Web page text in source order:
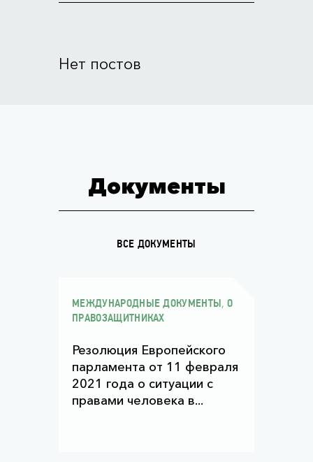
Нет постов
Документы
ВСЕ ДОКУМЕНТЫ
МЕЖДУНАРОДНЫЕ ДОКУМЕНТЫ ,О
ПРАВОЗАЩИТНИКАХ
Резолюция Европейского
парламента от 11 февраля
2021 года о ситуации с
правами человека в...